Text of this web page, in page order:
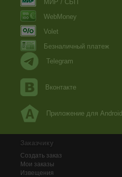
МИР / СБП
WebMoney
Volet
Безналичный платеж
Telegram
Вконтакте
Приложение для Android
Заказчику
Создать заказ
Мои заказы
Извещения